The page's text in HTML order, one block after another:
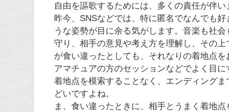
自由を謳歌するためには、多くの責任が伴い
昨今、SNSなどでは、特に匿名でなんでも
うな姿勢が目に余る気がします。音楽も社
守り、相手の意見や考え方を理解し、その
が食い違ったとしても、それなりの着地点
アマチュアの方のセッションなどでよく目
着地点を模索することなく、エンディング
どいですよね。
ま、食い違ったときに、相手とうまく着地